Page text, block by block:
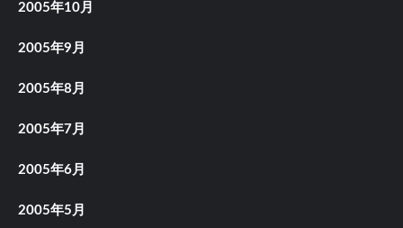
2005年10月
2005年9月
2005年8月
2005年7月
2005年6月
2005年5月